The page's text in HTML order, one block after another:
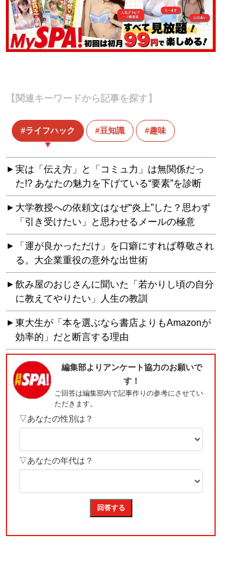
【関連キーワードから記事を探す】
ライフハック 豆知識 趣味
実は「伝え方」と「コミュ力」は無関係だっ
た!? あなたの魅力を下げている“要素”を診断
大学教授への依頼文はなぜ“炎上”した？思わず
「引き受けたい」と思わせるメールの極意
「運が良かっただけ」を口癖にすれば尊敬され
る。大企業重役の意外な出世術
飲み屋のおじさんに聞いた「若かりし頃の自分
に教えてやりたい」人生の教訓
東大生が「本を選ぶなら書店よりもAmazonが
効率的」だと断言する理由